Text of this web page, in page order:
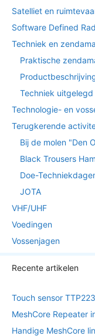
Satelliet en
Software Defined
Techniek en
Praktische
Techniek uitgelegd
Technologie- en
Terugkerende
Bij de molen "Den
Black Trousers
Doe-
JOTA
VHF/UHF
Voedingen
Vossenjagen
Recente artikelen
Touch sensor
MeshCore Repeater
Handige MeshCore